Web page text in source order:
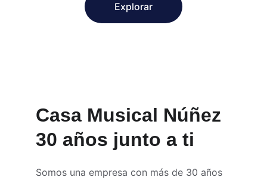
Explorar
Casa Musical Núñez
30 años junto a ti
Somos una empresa con más de 30 años